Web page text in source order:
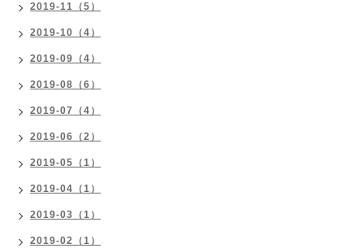
2019-11（5）
2019-10（4）
2019-09（4）
2019-08（6）
2019-07（4）
2019-06（2）
2019-05（1）
2019-04（1）
2019-03（1）
2019-02（1）